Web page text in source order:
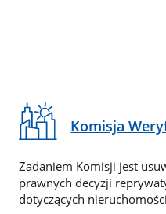
Komisja
Zadaniem Komisji jest
prawnych decyzji
dotyczących